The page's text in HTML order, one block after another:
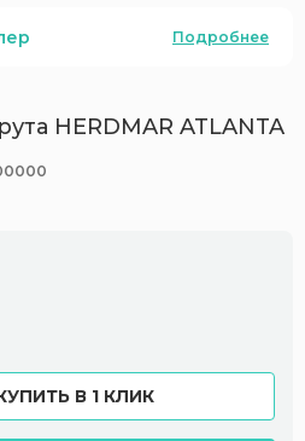
Подробнее
HERDMAR ATLANTA
В 1 КЛИК